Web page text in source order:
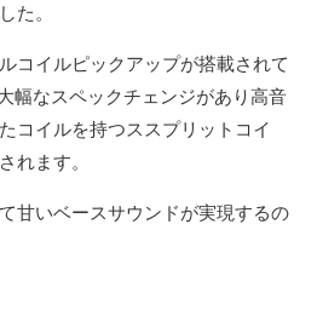
た。
コイルピックアップが搭載されて
幅なスペックチェンジがあり高音
コイルを持つススプリットコイ
れます。
甘いベースサウンドが実現するの